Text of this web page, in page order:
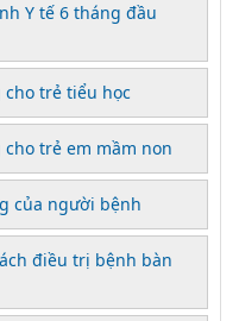
Y tế 6 tháng đầu
cho trẻ tiểu học
trẻ em mầm non
của người bệnh
điều trị bệnh bàn